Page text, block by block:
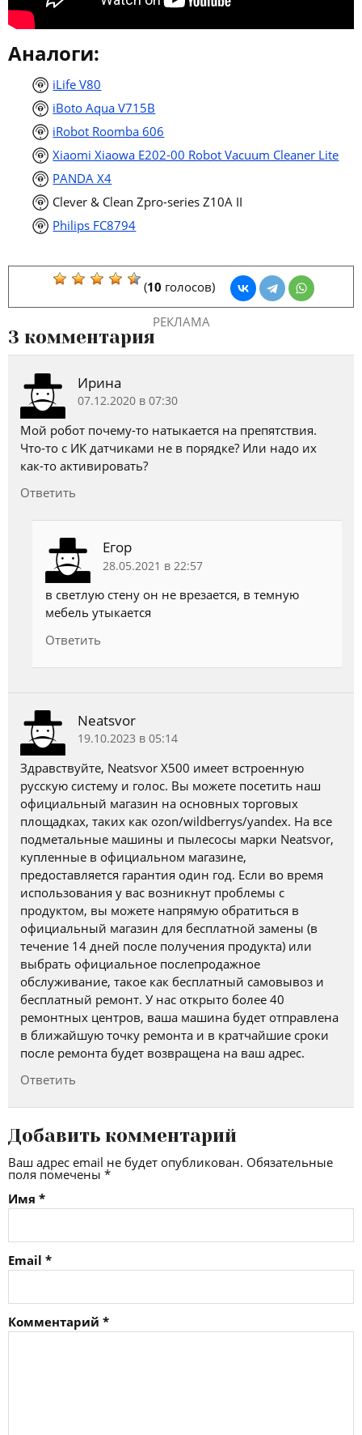
Аналоги:
iLife V80
iBoto Aqua V715B
iRobot Roomba 606
Xiaomi Xiaowa E202-00 Robot Vacuum Cleaner Lite
PANDA X4
Clever & Clean Zpro-series Z10A II
Philips FC8794
(10 голосов)
РЕКЛАМА
3 комментария
Ирина
07.12.2020 в 07:30
Мой робот почему-то натыкается на препятствия.
Что-то с ИК датчиками не в порядке? Или надо их
как-то активировать?
Ответить
Егор
28.05.2021 в 22:57
в светлую стену он не врезается, в темную
мебель утыкается
Ответить
Neatsvor
19.10.2023 в 05:14
Здравствуйте, Neatsvor X500 имеет встроенную
русскую систему и голос. Вы можете посетить наш
официальный магазин на основных торговых
площадках, таких как ozon/wildberrys/yandex. На все
подметальные машины и пылесосы марки Neatsvor,
купленные в официальном магазине,
предоставляется гарантия один год. Если во время
использования у вас возникнут проблемы с
продуктом, вы можете напрямую обратиться в
официальный магазин для бесплатной замены (в
течение 14 дней после получения продукта) или
выбрать официальное послепродажное
обслуживание, такое как бесплатный самовывоз и
бесплатный ремонт. У нас открыто более 40
ремонтных центров, ваша машина будет отправлена
в ближайшую точку ремонта и в кратчайшие сроки
после ремонта будет возвращена на ваш адрес.
Ответить
Добавить комментарий
Ваш адрес email не будет опубликован. Обязательные
поля помечены *
Имя *
Email *
Комментарий *